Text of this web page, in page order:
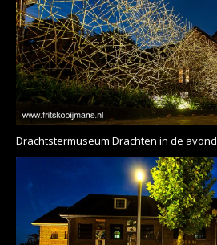
Drachtstermuseum Drachten in de avond